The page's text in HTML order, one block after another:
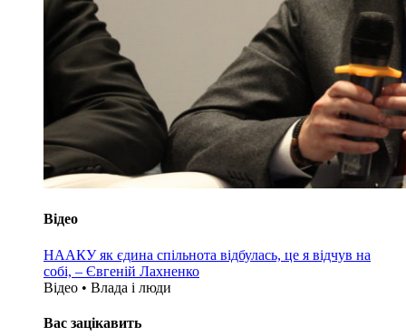
Відео
НААКУ як єдина спільнота відбулась, це я відчув на
собі, – Євгеній Лахненко
Відео • Влада i люди
Вас зацікавить